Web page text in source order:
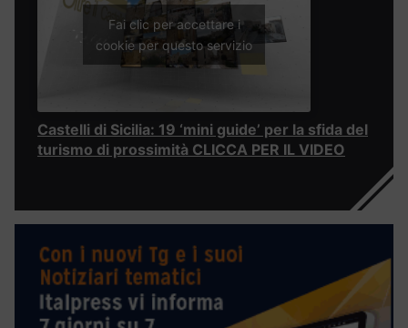
Fai clic per accettare i
cookie per questo servizio
Castelli di Sicilia: 19 ‘mini guide’ per la sfida del
turismo di prossimità CLICCA PER IL VIDEO